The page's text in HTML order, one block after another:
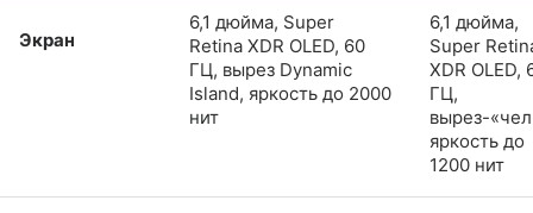
Экран
6,1 дюйма, Super
Retina XDR OLED, 60
ГЦ, вырез Dynamic
Island, яркость до 2000
нит
6,1 дюйма,
Super
XDR OLED,
ГЦ,
вырез-
яркость до
1200 нит